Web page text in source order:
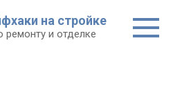
на стройке
ремонту и отделке